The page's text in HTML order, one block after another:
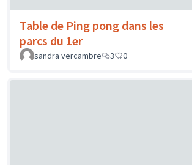
Table de Ping pong dans les
parcs du 1er
sandra vercambre
3 0